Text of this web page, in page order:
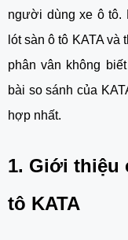
người dùng xe ô tô.
lót sàn ô tô KATA và
phân vân không
bài so sánh của
hợp nhất.
1. Giới thiệu
tô KATA